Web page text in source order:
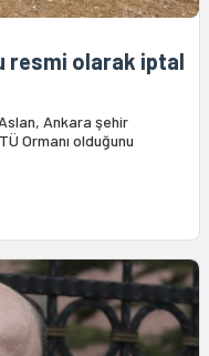
resmi olarak iptal
Ankara şehir
Ormanı olduğunu